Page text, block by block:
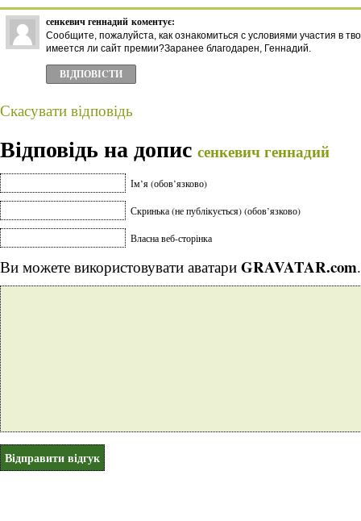
сенкевич геннадий коментує:
Сообщите, пожалуйста, как ознакомиться с условиями участия в
имеется ли сайт премии?Заранее благодарен, Геннадий.
ВІДПОВІCТИ
Скасувати відповідь
Відповідь на допис сенкевич геннадий
Ім’я (обов’язково)
Скринька (не публікується) (обов’язково)
Власна веб-сторінка
Ви можете використовувати аватари GRAVATAR.com.